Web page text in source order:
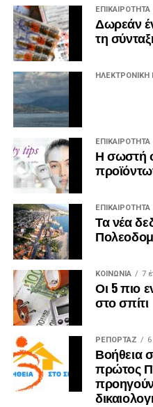
ΕΠΙΚΑΙΡΟΤΗΤΑ
Δωρεάν
τη
ΕΠΙΚΑΙΡΟΤΗΤΑ
Η σωστή
ΕΠΙΚΑΙΡΟΤΗΤΑ
Τα νέα
ΚΟΙΝΩΝΙΑ 7
Οι 5 πιο
στο σπίτι
ΡΕΠΟΡΤΑΖ
Βοήθεια
πρώτος